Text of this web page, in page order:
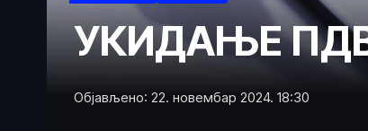
УКИДАЊЕ
Објављено: 22. новембар 2024. 18:30